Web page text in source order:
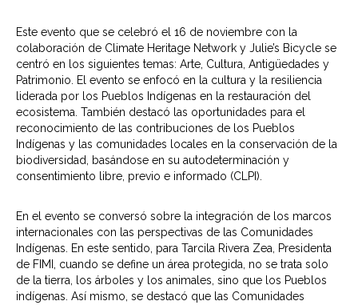
Este evento que se celebró el 16 de noviembre con la
colaboración de Climate Heritage Network y Julie’s Bicycle se
centró en los siguientes temas: Arte, Cultura, Antigüedades y
Patrimonio. El evento se enfocó en la cultura y la resiliencia
liderada por los Pueblos Indígenas en la restauración del
ecosistema. También destacó las oportunidades para el
reconocimiento de las contribuciones de los Pueblos
Indígenas y las comunidades locales en la conservación de la
biodiversidad, basándose en su autodeterminación y
consentimiento libre, previo e informado (CLPI).
En el evento se conversó sobre la integración de los marcos
internacionales con las perspectivas de las Comunidades
Indígenas. En este sentido, para Tarcila Rivera Zea, Presidenta
de FIMI, cuando se define un área protegida, no se trata solo
de la tierra, los árboles y los animales, sino que los Pueblos
indígenas. Así mismo, se destacó que las Comunidades